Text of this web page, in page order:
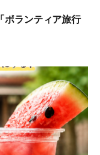
ボランティア旅行